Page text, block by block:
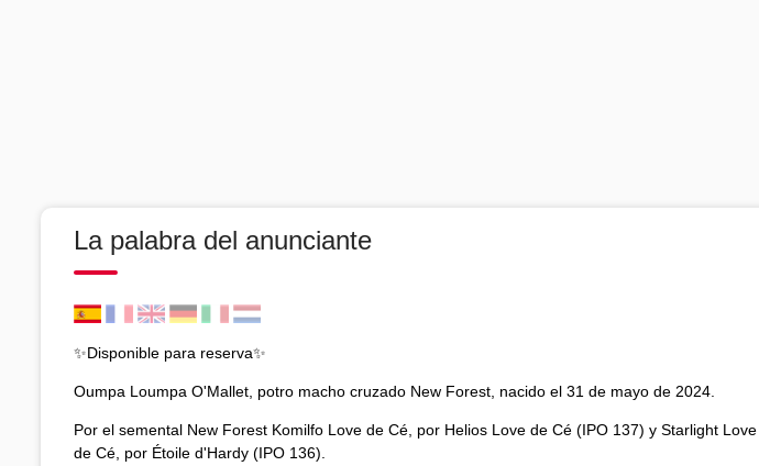
La palabra del anunciante
✨Disponible para reserva✨
Oumpa Loumpa O'Mallet, potro macho cruzado New Forest, nacido el 31 de mayo de 2024.
Por el semental New Forest Komilfo Love de Cé, por Helios Love de Cé (IPO 137) y Starlight Love
de Cé, por Étoile d'Hardy (IPO 136).